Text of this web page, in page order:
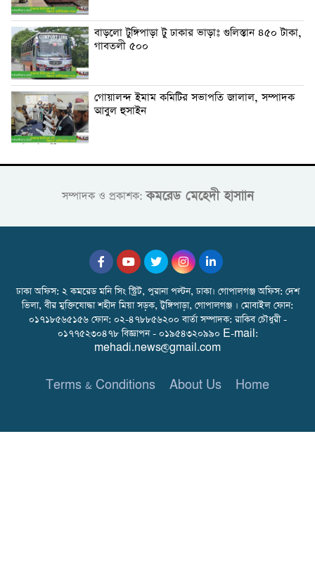
বাড়লো টুঙ্গিপাড়া টু ঢাকার ভাড়াঃ গুলিস্তান ৪৫০ টাকা,
গাবতলী ৫০০
গোয়ালন্দ ইমাম কমিটির সভাপতি জালাল, সম্পাদক
আবুল হুসাইন
সম্পাদক ও প্রকাশক:কমরেড মেহেদী হাসাান
ঢাকা অফিস: ২ কমরেড মনি সিং স্ট্রিট, পুরানা পল্টন, ঢাকা। গোপালগঞ্জ অফিস: দেশ
ভিলা, বীর মুক্তিযোদ্ধা শহীদ মিয়া সড়ক, টুঙ্গিপাড়া, গোপালগঞ্জ । মোবাইল ফোন:
০১৭১৮৫৬৫১৫৬ ফোন: ০২-৪৭৮৮৫৬২০০ বার্তা সম্পাদক: রাকিব চৌধুরী -
০১৭৭৫২৩০৪৭৮ বিজ্ঞাপন - ০১৯৫৪৩২০৯৯০ E-mail:
mehadi.news@gmail.com
Terms & Conditions About Us Home